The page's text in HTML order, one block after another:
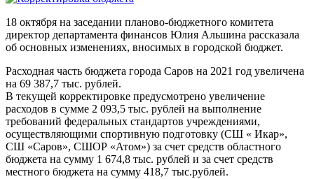
18 октября на заседании планово-бюджетного комитета
директор департамента финансов Юлия Альшина рассказала
об основных изменениях, вносимых в городской бюджет.
Расходная часть бюджета города Саров на 2021 год увеличена
на 69 387,7 тыс. рублей.
В текущей корректировке предусмотрено увеличение
расходов в сумме 2 093,5 тыс. рублей на выполнение
требований федеральных стандартов учреждениями,
осуществляющими спортивную подготовку (СШ « Икар»,
СШ «Саров», СШОР «Атом») за счет средств областного
бюджета на сумму 1 674,8 тыс. рублей и за счет средств
местного бюджета на сумму 418,7 тыс.рублей.